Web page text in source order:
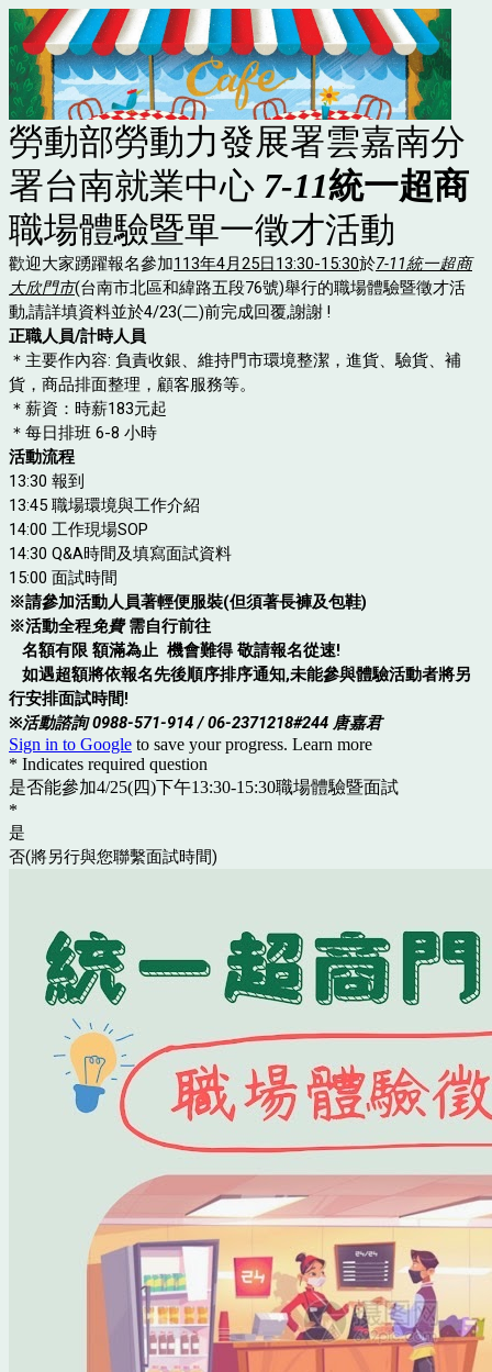
勞動部勞動力發展署雲嘉南分
署台南就業中心 7-11統一超商
職場體驗暨單一徵才活動
歡迎大家踴躍報名參加113年4月25日13:30-15:30於7-11統一超商
大欣門市(台南市北區和緯路五段76號)舉行的職場體驗暨徵才活
動,請詳填資料並於4/23(二)前完成回覆,謝謝 !
正職人員/計時人員
＊主要作內容: 負責收銀、維持門市環境整潔，進貨、驗貨、補
貨，商品排面整理，顧客服務等。
＊ 薪資：時薪183元起
＊ 每日排班 6-8 小時
活動流程
13:30 報到
13:45 職場環境與工作介紹
14:00 工作現場SOP
14:30 Q&A時間及填寫面試資料
15:00 面試時間
※請參加活動人員著輕便服裝(但須著長褲及包鞋)
※活動全程免費需自行前往
名額有限 額滿為止 機會難得 敬請報名從速!
如遇超額將依報名先後順序排序通知,未能參與體驗活動者將另
行安排面試時間!
※活動諮詢 0988-571-914 / 06-2371218#244 唐嘉君
Sign in to Google to save your progress. Learn more
* Indicates required question
是否能參加4/25(四)下午13:30-15:30職場體驗暨面試
*
是
否(將另行與您聯繫面試時間)